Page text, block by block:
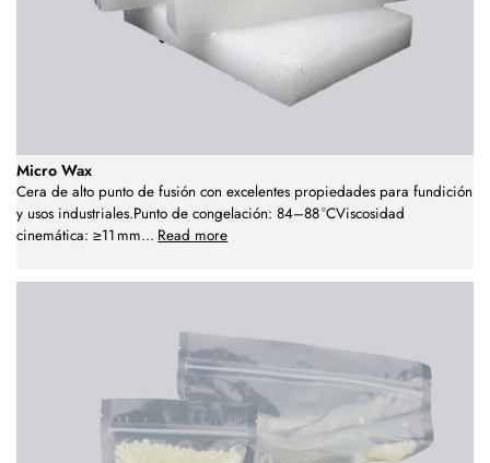
Micro Wax
Cera de alto punto de fusión con excelentes propiedades para fundición
y usos industriales.Punto de congelación: 84–88 °CViscosidad
cinemática: ≥11 mm... Read more